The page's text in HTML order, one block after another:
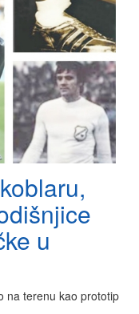
u
na terenu kao prototip